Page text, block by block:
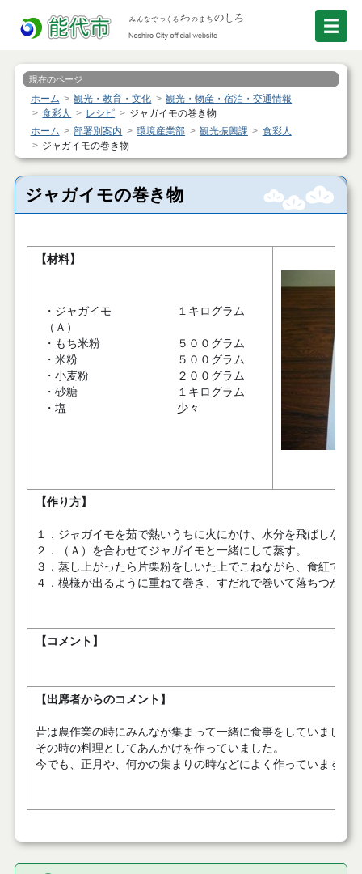
現在のページ
ホーム 観光・教育・文化
観光・物産・宿泊・交通情報
食彩人
レシピ
ジャガイモの巻き物
ホーム
部署別案内 環境産業部 観光振興課
食彩人
ジャガイモの巻き物
ジャガイモの巻き物
【材料】
・ジャガイモ
（Ａ）
・もち米粉
・米粉
・小麦粉
・砂糖
・塩
１キログラム
５００グラム
５００グラム
２００グラム
１キログラム
少々
【作り方】
１．ジャガイモを茹で熱いうちに火にかけ、水分を飛ばしなが
２．（Ａ）を合わせてジャガイモと一緒にして蒸す。
３．蒸し上がったら片栗粉をしいた上でこねながら、食紅で色
４．模様が出るように重ねて巻き、すだれで巻いて落ちつかせ
【コメント】
【出席者からのコメント】
昔は農作業の時にみんなが集まって一緒に食事をしていました
その時の料理としてあんかけを作っていました。
今でも、正月や、何かの集まりの時などによく作っています。